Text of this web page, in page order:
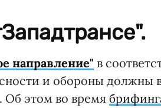
направление" в
и обороны должны
Об этом во время